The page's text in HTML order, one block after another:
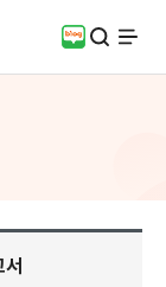
블로그검색
전체